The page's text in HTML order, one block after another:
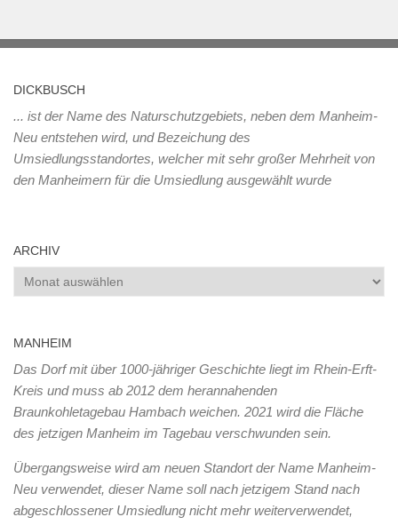
DICKBUSCH
... ist der Name des Naturschutzgebiets, neben dem Manheim-
Neu entstehen wird, und Bezeichung des
Umsiedlungsstandortes, welcher mit sehr großer Mehrheit von
den Manheimern für die Umsiedlung ausgewählt wurde
ARCHIV
Archiv
MANHEIM
Das Dorf mit über 1000-jähriger Geschichte liegt im Rhein-Erft-
Kreis und muss ab 2012 dem herannahenden
Braunkohletagebau Hambach weichen. 2021 wird die Fläche
des jetzigen Manheim im Tagebau verschwunden sein.
Übergangsweise wird am neuen Standort der Name Manheim-
Neu verwendet, dieser Name soll nach jetzigem Stand nach
abgeschlossener Umsiedlung nicht mehr weiterverwendet,